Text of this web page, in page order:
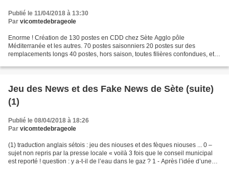
Publié le 11/04/2018 à 13:30
Par vicomtedebrageole
Enorme ! Création de 130 postes en CDD chez Sète Agglo pôle
Méditerranée et les autres. 70 postes saisonniers 20 postes sur des
remplacements longs 40 postes, hors saison, toutes filières confondues, et
Jeu des News et des Fake News de Sète (suite)
(1)
Publié le 08/04/2018 à 18:26
Par vicomtedebrageole
(1) traduction anglais sétois : jeu des niouses et des fèques niouses ... 0 –
sujet non repris par la presse locale « voilà 3 fois que le conseil municipal
est reporté ! question : y a-t-il de l’eau dans le gaz ? 1 - Après l’idée d’une